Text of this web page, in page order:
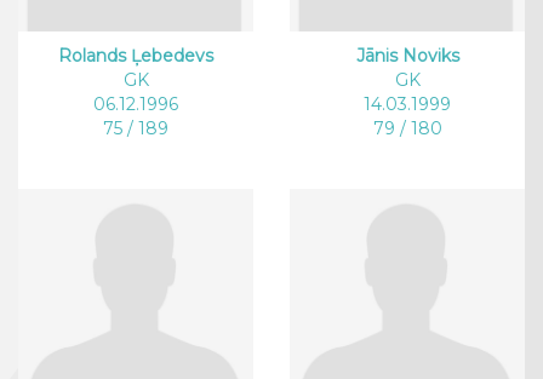
Rolands Ļebedevs
GK
06.12.1996
75 / 189
Jānis Noviks
GK
14.03.1999
79 / 180